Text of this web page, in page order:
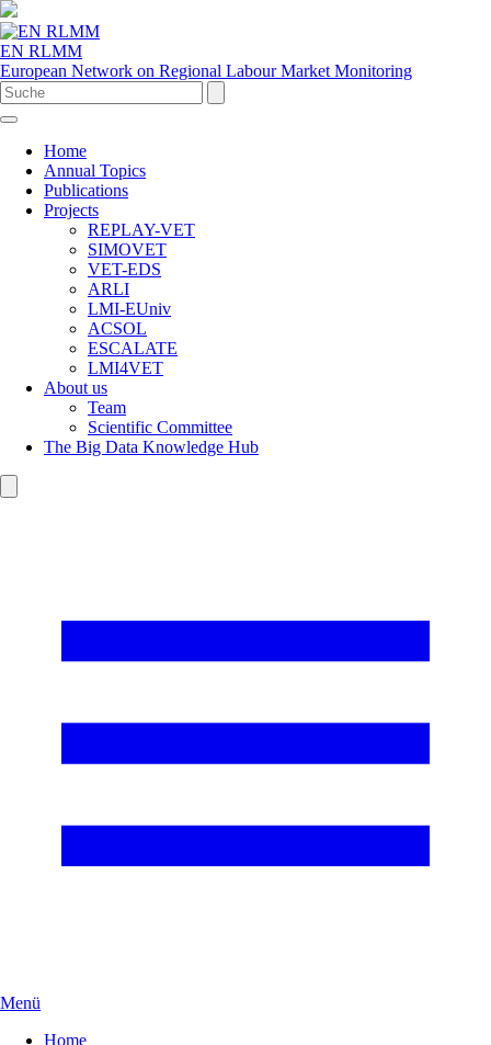
EN RLMM
European Network on Regional Labour Market Monitoring
Home
Annual Topics
Publications
Projects
REPLAY-VET
SIMOVET
VET-EDS
ARLI
LMI-EUniv
ACSOL
ESCALATE
LMI4VET
About us
Team
Scientific Committee
The Big Data Knowledge Hub
Menü
Home